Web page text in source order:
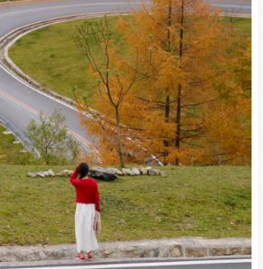
便是满眼的翠绿与生机
仿佛踏入了自然画卷